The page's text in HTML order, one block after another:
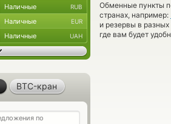
Обменные пункты
странах, например:
и резервы в
где вам будет
Наличные RUB
Наличные EUR
Наличные UAH
BTC-кран